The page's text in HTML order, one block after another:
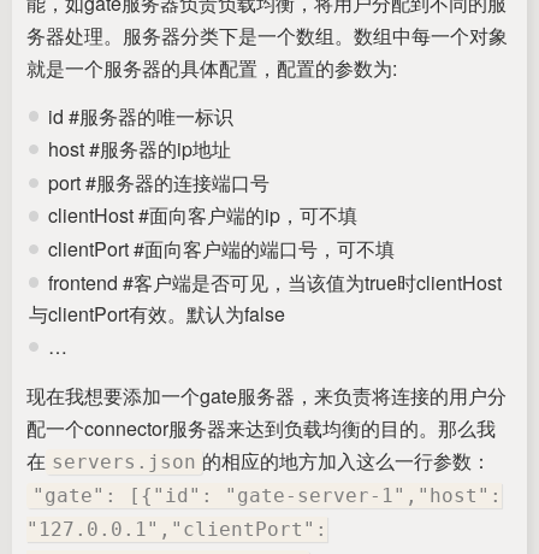
务器处理。服务器分类下是一个数组。数组中每一个对象
就是一个服务器的具体配置，配置的参数为:
id #服务器的唯一标识
host #服务器的ip地址
port #服务器的连接端口号
clientHost #面向客户端的ip，可不填
clientPort #面向客户端的端口号，可不填
frontend #客户端是否可见，当该值为true时clientHost
与clientPort有效。默认为false
…
现在我想要添加一个gate服务器，来负责将连接的用户分
配一个connector服务器来达到负载均衡的目的。那么我
在 servers.json 的相应的地方加入这么一行参数：
"gate": [{"id": "gate-server-1","host":
"127.0.0.1","clientPort":